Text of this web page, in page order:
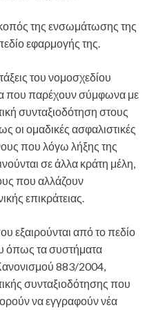
της ενσωμάτωσης της
εφαρμογής της.
του νομοσχεδίου
που παρέχουν σύμφωνα με
συνταξιοδότηση στους
οι ομαδικές ασφαλιστικές
που λόγω λήξης της
σε άλλα κράτη μέλη,
που αλλάζουν
επικράτειας.
εξαιρούνται από το πεδίο
όπως τα συστήματα
883/2004,
συνταξιοδότησης που
να εγγραφούν νέα